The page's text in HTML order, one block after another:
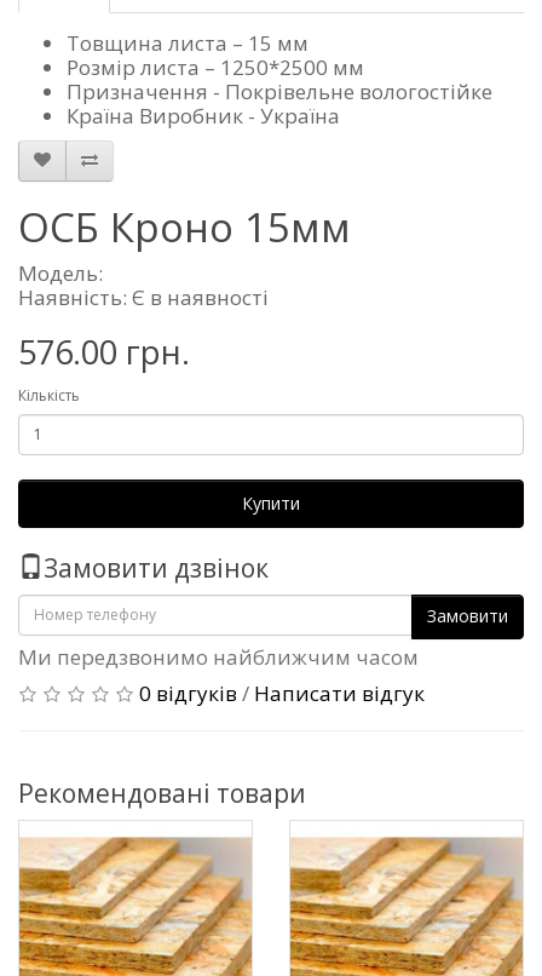
Товщина листа – 15 мм
Розмір листа – 1250*2500 мм
Призначення - Покрівельне вологостійке
Країна Виробник - Україна
ОСБ Кроно 15мм
Модель:
Наявність: Є в наявності
576.00 грн.
Кількість
Купити
Замовити дзвінок
Замовити
Ми передзвонимо найближчим часом
0 відгуків / Написати відгук
Рекомендовані товари